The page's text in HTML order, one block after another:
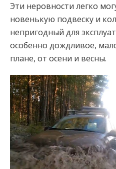
Эти неровности легко
новенькую подвеску и
непригодный для
особенно дождливое,
плане, от осени и весны.